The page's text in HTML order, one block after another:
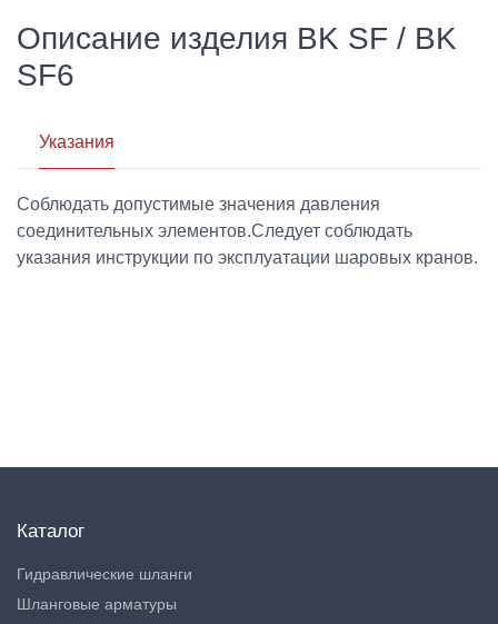
Описание изделия BK SF / BK
SF6
Указания
Соблюдать допустимые значения давления
соединительных элементов.Следует соблюдать
указания инструкции по эксплуатации шаровых кранов.
Каталог
Гидравлические шланги
Шланговые арматуры